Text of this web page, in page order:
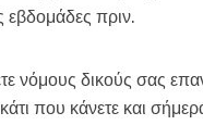
εβδομάδες πριν.
νόμους δικούς σας
κάτι που κάνετε και